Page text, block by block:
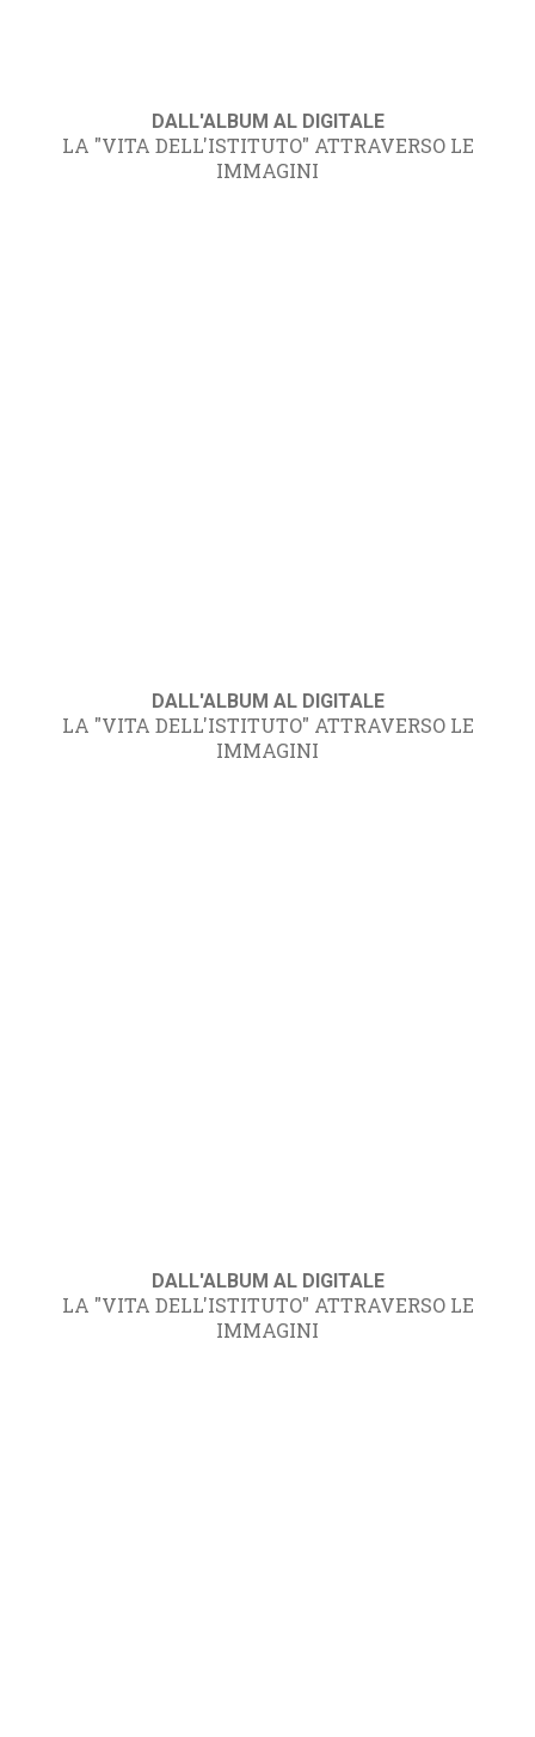
DALL'ALBUM AL DIGITALE
LA "VITA DELL'ISTITUTO" ATTRAVERSO LE
IMMAGINI
DALL'ALBUM AL DIGITALE
LA "VITA DELL'ISTITUTO" ATTRAVERSO LE
IMMAGINI
DALL'ALBUM AL DIGITALE
LA "VITA DELL'ISTITUTO" ATTRAVERSO LE
IMMAGINI